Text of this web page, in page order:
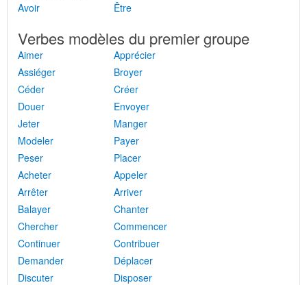
Avoir Être
Verbes modèles du premier groupe
Aimer
Apprécier
Assiéger
Broyer
Céder
Créer
Douer
Envoyer
Jeter
Manger
Modeler
Payer
Peser
Placer
Acheter
Appeler
Arrêter
Arriver
Balayer
Chanter
Chercher
Commencer
Continuer
Contribuer
Demander
Déplacer
Discuter
Disposer